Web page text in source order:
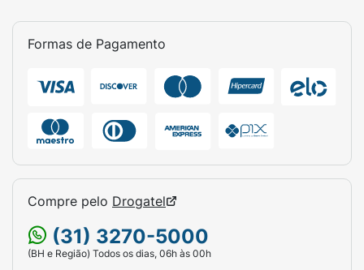
Formas de Pagamento
Compre pelo Drogatel
(31) 3270-5000
(BH e Região) Todos os dias, 06h às 00h